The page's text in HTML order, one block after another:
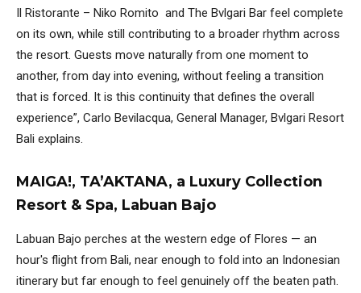
Il Ristorante – Niko Romito and The Bvlgari Bar feel complete
on its own, while still contributing to a broader rhythm across
the resort. Guests move naturally from one moment to
another, from day into evening, without feeling a transition
that is forced. It is this continuity that defines the overall
experience”, Carlo Bevilacqua, General Manager, Bvlgari Resort
Bali explains.
MAIGA!, TA’AKTANA, a Luxury Collection
Resort & Spa, Labuan Bajo
Labuan Bajo perches at the western edge of Flores — an
hour's flight from Bali, near enough to fold into an Indonesian
itinerary but far enough to feel genuinely off the beaten path.